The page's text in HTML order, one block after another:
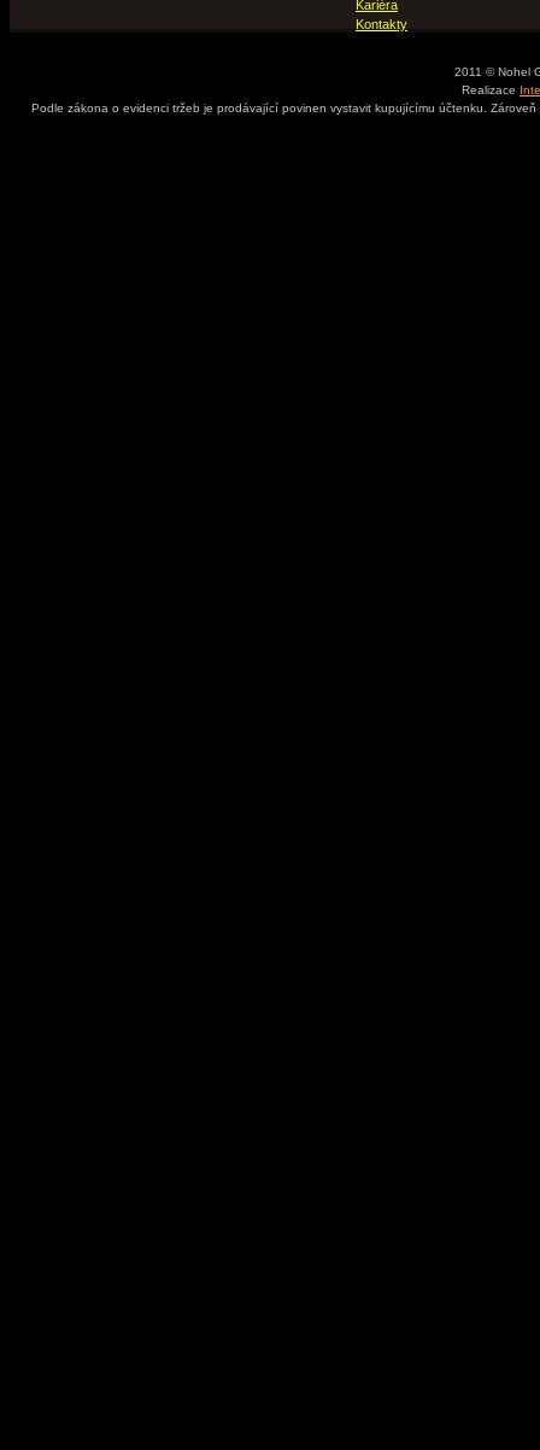
Kariéra
Kontakty
2011 © Nohel
Realizace
Podle zákona o evidenci tržeb je prodávající povinen vystavit kupujícímu účtenku.